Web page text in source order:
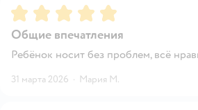
Рейтинг:5
Общие впечатления
Ребёнок носит без проблем, всё
31 марта 2026 · Мария М.